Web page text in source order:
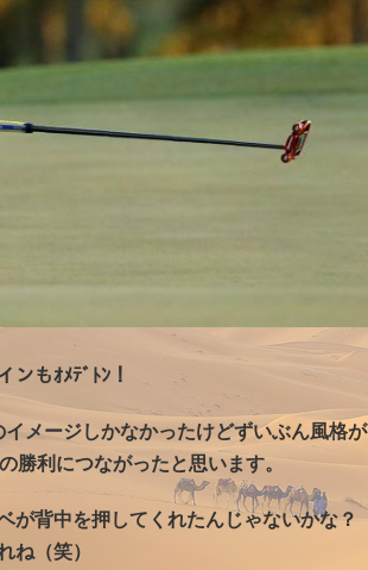
ンもｵﾒﾃﾞﾄﾝ！
メージしかなかったけどずいぶん風格が
勝利につながったと思います。
が背中を押してくれたんじゃないかな？
ね（笑）